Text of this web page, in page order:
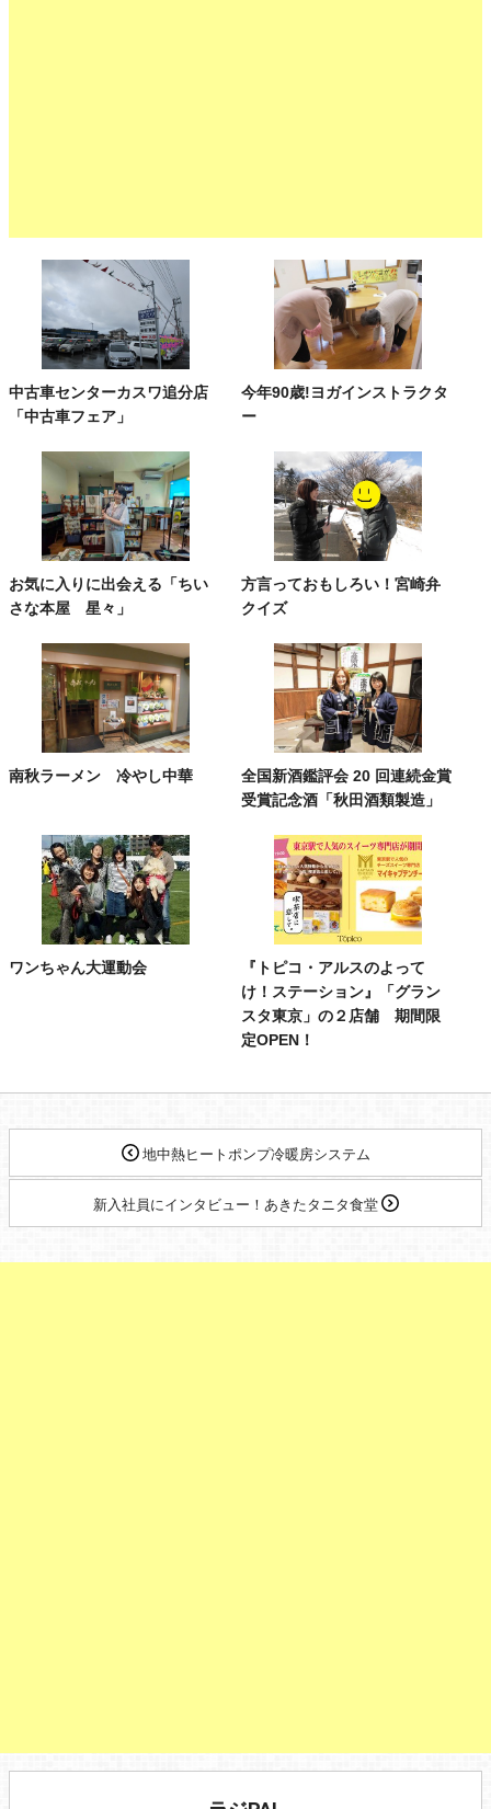
中古車センターカスワ追分店
「中古車フェア」
今年90歳!ヨガインストラクタ
ー
お気に入りに出会える「ちい
さな本屋 星々」
方言っておもしろい！宮崎弁
クイズ
南秋ラーメン 冷やし中華
全国新酒鑑評会 20 回連続金賞
受賞記念酒「秋田酒類製造」
ワンちゃん大運動会
『トピコ・アルスのよって
け！ステーション』「グラン
スタ東京」の２店舗 期間限
定OPEN！
地中熱ヒートポンプ冷暖房システム
新入社員にインタビュー！あきたタニタ食堂